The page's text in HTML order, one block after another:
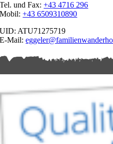
Tel. und Fax:+43 4716 296
Mobil:+43 6509310890
UID: ATU71275719
E-Mail: